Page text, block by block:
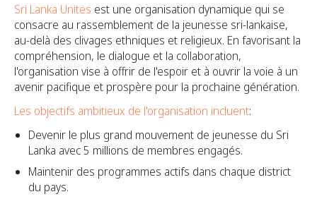
Sri Lanka Unites est une organisation dynamique qui se
consacre au rassemblement de la jeunesse sri-lankaise,
au-delà des clivages ethniques et religieux. En favorisant la
compréhension, le dialogue et la collaboration,
l'organisation vise à offrir de l'espoir et à ouvrir la voie à un
avenir pacifique et prospère pour la prochaine génération.
Les objectifs ambitieux de l'organisation incluent:
Devenir le plus grand mouvement de jeunesse du Sri
Lanka avec 5 millions de membres engagés.
Maintenir des programmes actifs dans chaque district
du pays.